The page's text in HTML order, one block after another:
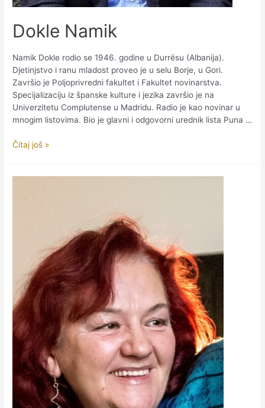
Dokle Namik
Namik Dokle rodio se 1946. godine u Durrësu (Albanija).
Djetinjstvo i ranu mladost proveo je u selu Borje, u Gori.
Završio je Poljoprivredni fakultet i Fakultet novinarstva.
Specijalizaciju iz španske kulture i jezika završio je na
Univerzitetu Complutense u Madridu. Radio je kao novinar u
mnogim listovima. Bio je glavni i odgovorni urednik lista Puna …
Dokle
Čitaj još »